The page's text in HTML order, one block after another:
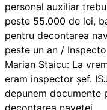
personal auxiliar
peste 55.000 de lei,
pentru decontarea
peste un an /
Marian Staicu: La
eram inspector șef.
depunem documente